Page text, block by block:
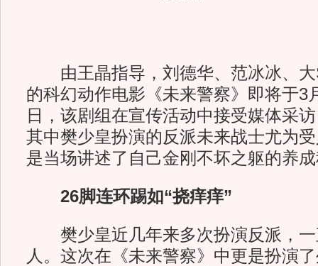
由王晶指导，刘德华、范冰冰、大
的科幻动作电影《未来警察》即将于3
日，该剧组在宣传活动中接受媒体采
其中樊少皇扮演的反派未来战士尤为
是当场讲述了自己金刚不坏之躯的养
26脚连环踢如“挠痒痒”
樊少皇近几年来多次扮演反派，一
人。这次在《未来警察》中更是扮演